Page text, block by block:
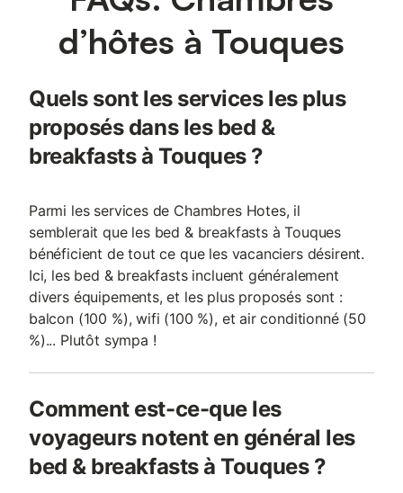
d’hôtes à Touques
Quels sont les services les plus
proposés dans les bed &
breakfasts à Touques ?
Parmi les services de Chambres Hotes, il
semblerait que les bed & breakfasts à Touques
bénéficient de tout ce que les vacanciers désirent.
Ici, les bed & breakfasts incluent généralement
divers équipements, et les plus proposés sont :
balcon (100 %), wifi (100 %), et air conditionné (50
%)... Plutôt sympa !
Comment est-ce-que les
voyageurs notent en général les
bed & breakfasts à Touques ?